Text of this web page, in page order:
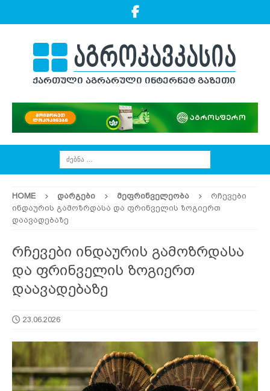
HOME ᲓᲐᲠᲒᲔᲑᲘ ᲛᲔᲤᲠᲘᲜᲕᲔᲚᲔᲝᲑᲐ
რჩევები
ინდაურის გამოზრდასა და ფრინველის ზოგიერთ
დაავადებაზე
რჩევები ინდაურის გამოზრდასა
და ფრინველის ზოგიერთ
დაავადებაზე
23.06.2026